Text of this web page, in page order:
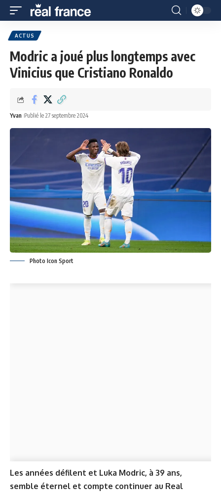
ACTUS
Modric a joué plus longtemps avec
Vinicius que Cristiano Ronaldo
Yvan Publié le 27 septembre 2024
Photo Icon Sport
Les années défilent et Luka Modric, à 39 ans,
semble éternel et compte continuer au Real